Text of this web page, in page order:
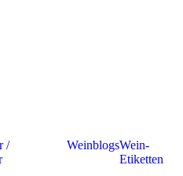
/
WeinblogsWein-
Etiketten